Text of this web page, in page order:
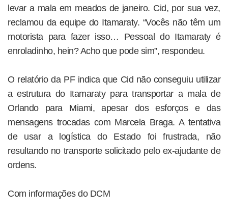
levar a mala em meados de janeiro. Cid, por sua vez,
reclamou da equipe do Itamaraty. “Vocês não têm um
motorista para fazer isso… Pessoal do Itamaraty é
enroladinho, hein? Acho que pode sim”, respondeu.
O relatório da PF indica que Cid não conseguiu utilizar
a estrutura do Itamaraty para transportar a mala de
Orlando para Miami, apesar dos esforços e das
mensagens trocadas com Marcela Braga. A tentativa
de usar a logística do Estado foi frustrada, não
resultando no transporte solicitado pelo ex-ajudante de
ordens.
Com informações do DCM